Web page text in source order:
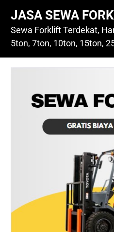
content
JASA SEWA
Sewa Forklift Terdekat,
5ton, 7ton, 10ton, 15ton,